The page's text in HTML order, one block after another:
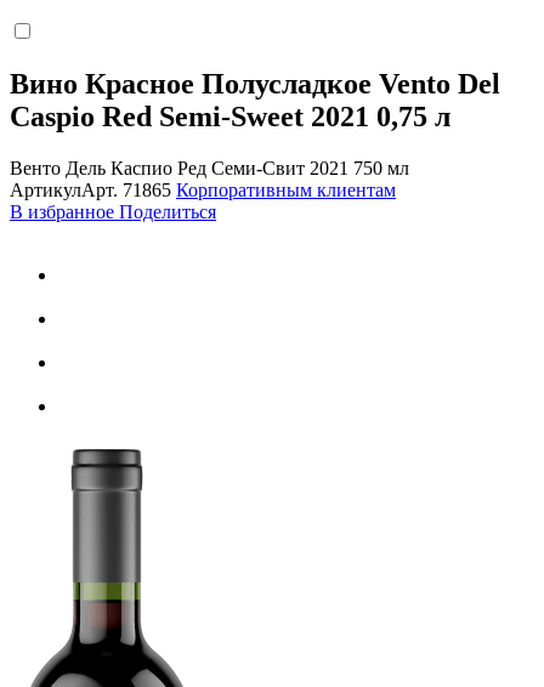
Вино Красное Полусладкое Vento Del
Caspio Red Semi-Sweet 2021 0,75 л
Венто Дель Каспио Ред Семи-Свит 2021 750 мл
АртикулАрт. 71865 Корпоративным клиентам
В избранное Поделиться